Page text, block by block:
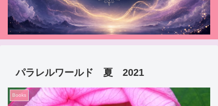
パラレルワールド 夏 2021
Books